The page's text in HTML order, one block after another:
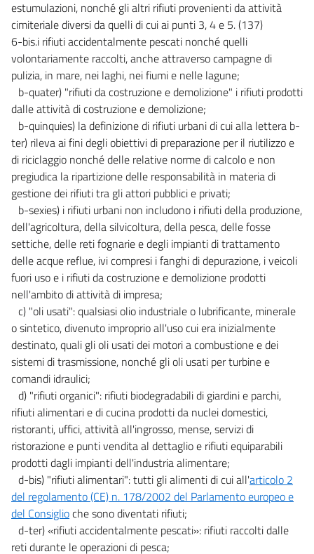
26 bis
27
27 bis
27 ter
28
29
((TITOLO III-BIS
L'AUTORIZZAZIONE INTEGRATA AMBIENTALE))
29 bis
29 ter
29 quater
29 quinquies
29 sexies
29 septies
29 octies
29 novies
29 decies
29 undecies
29 duodecies
29 terdecies
29 quaterdecies
TITOLO IV
((VALUTAZIONI AMBIENTALI INTERREGIONALI E TRANSFRONTALIERE))
30
31
32
estumulazioni, nonché gli altri rifiuti provenienti da attività
cimiteriale diversi da quelli di cui ai punti 3, 4 e 5. (137)
6-bis.i rifiuti accidentalmente pescati nonché quelli
volontariamente raccolti, anche attraverso campagne di
pulizia, in mare, nei laghi, nei fiumi e nelle lagune;
b-quater) "rifiuti da costruzione e demolizione" i rifiuti prodotti
dalle attività di costruzione e demolizione;
b-quinquies) la definizione di rifiuti urbani di cui alla lettera b-
ter) rileva ai fini degli obiettivi di preparazione per il riutilizzo e
di riciclaggio nonché delle relative norme di calcolo e non
pregiudica la ripartizione delle responsabilità in materia di
gestione dei rifiuti tra gli attori pubblici e privati;
b-sexies) i rifiuti urbani non includono i rifiuti della produzione,
dell'agricoltura, della silvicoltura, della pesca, delle fosse
settiche, delle reti fognarie e degli impianti di trattamento
delle acque reflue, ivi compresi i fanghi di depurazione, i veicoli
fuori uso e i rifiuti da costruzione e demolizione prodotti
nell'ambito di attività di impresa;
c) "oli usati": qualsiasi olio industriale o lubrificante, minerale
o sintetico, divenuto improprio all'uso cui era inizialmente
destinato, quali gli oli usati dei motori a combustione e dei
sistemi di trasmissione, nonché gli oli usati per turbine e
comandi idraulici;
d) "rifiuti organici": rifiuti biodegradabili di giardini e parchi,
rifiuti alimentari e di cucina prodotti da nuclei domestici,
ristoranti, uffici, attività all'ingrosso, mense, servizi di
ristorazione e punti vendita al dettaglio e rifiuti equiparabili
prodotti dagli impianti dell'industria alimentare;
d-bis) "rifiuti alimentari": tutti gli alimenti di cui all'articolo 2
del regolamento (CE) n. 178/2002 del Parlamento europeo e
del Consiglioche sono diventati rifiuti;
d-ter) «rifiuti accidentalmente pescati»: rifiuti raccolti dalle
reti durante le operazioni di pesca;